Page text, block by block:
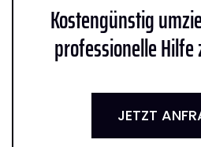
Kostengünstig
professionelle
JETZT